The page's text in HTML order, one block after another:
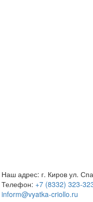
Наш адрес: г. Киров ул.
Телефон: +7 (8332) 323-
inform@vyatka-criollo.ru